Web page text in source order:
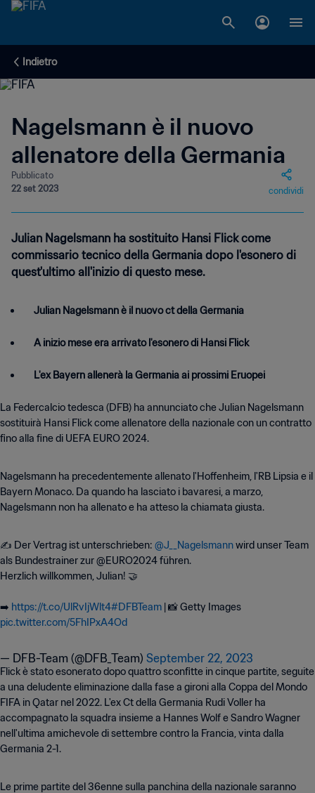
Indietro
Nagelsmann è il nuovo
allenatore della Germania
Pubblicato
22 set 2023
condividi
Julian Nagelsmann ha sostituito Hansi Flick come
commissario tecnico della Germania dopo l'esonero di
quest'ultimo all'inizio di questo mese.
Julian Nagelsmann è il nuovo ct della Germania
A inizio mese era arrivato l'esonero di Hansi Flick
L'ex Bayern allenerà la Germania ai prossimi Eruopei
La Federcalcio tedesca (DFB) ha annunciato che Julian Nagelsmann
sostituirà Hansi Flick come allenatore della nazionale con un contratto
fino alla fine di UEFA EURO 2024.
Nagelsmann ha precedentemente allenato l'Hoffenheim, l'RB Lipsia e il
Bayern Monaco. Da quando ha lasciato i bavaresi, a marzo,
Nagelsmann non ha allenato e ha atteso la chiamata giusta.
✍️ Der Vertrag ist unterschrieben: @J__Nagelsmannwird unser Team
als Bundestrainer zur @EURO2024 führen.
Herzlich willkommen, Julian! 🤝
➡️ https://t.co/UlRvIjWlt4#DFBTeam | 📸 Getty Images
pic.twitter.com/5FhIPxA4Od
— DFB-Team (@DFB_Team) September 22, 2023
Flick è stato esonerato dopo quattro sconfitte in cinque partite, seguite
a una deludente eliminazione dalla fase a gironi alla Coppa del Mondo
FIFA in Qatar nel 2022. L'ex Ct della Germania Rudi Voller ha
accompagnato la squadra insieme a Hannes Wolf e Sandro Wagner
nell'ultima amichevole di settembre contro la Francia, vinta dalla
Germania 2-1.
Le prime partite del 36enne sulla panchina della nazionale saranno